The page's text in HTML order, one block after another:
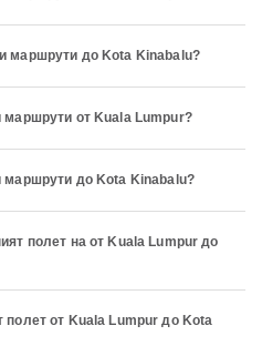
маршрути до Kota Kinabalu?
маршрути от Kuala Lumpur?
маршрути до Kota Kinabalu?
полет на от Kuala Lumpur до
полет от Kuala Lumpur до Kota